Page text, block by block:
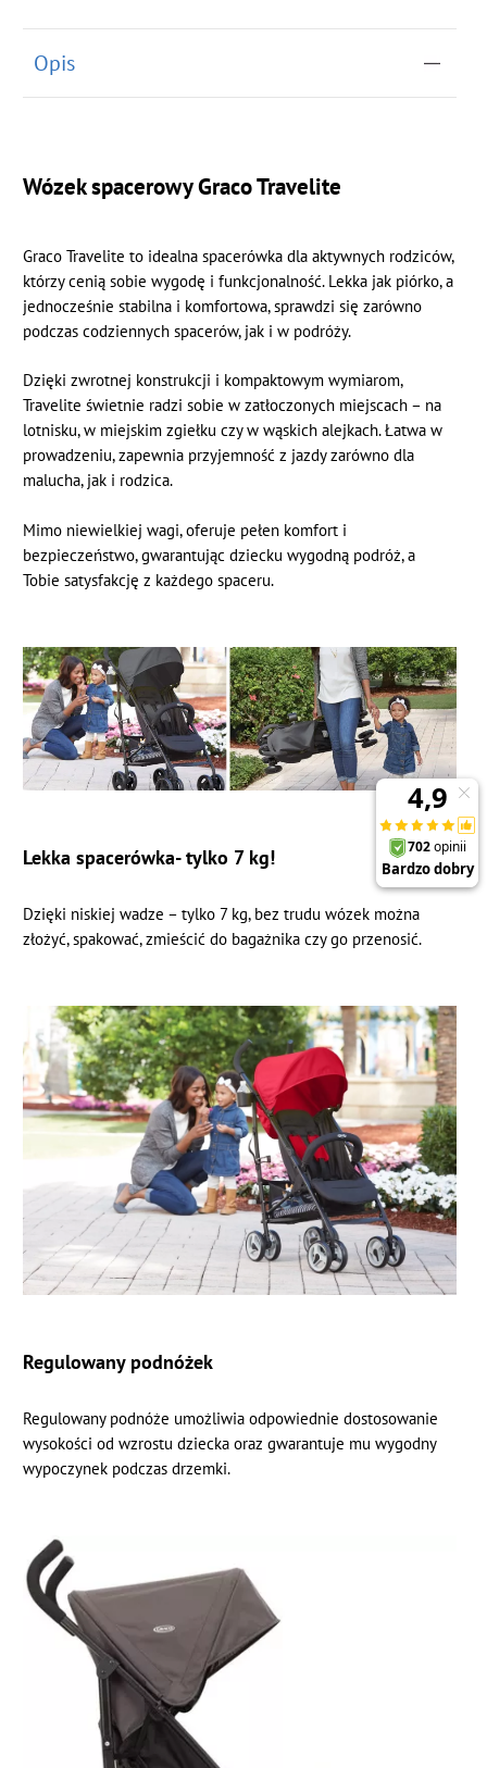
Opis
Wózek spacerowy Graco Travelite
Graco Travelite to idealna spacerówka dla aktywnych rodziców,
którzy cenią sobie wygodę i funkcjonalność. Lekka jak piórko, a
jednocześnie stabilna i komfortowa, sprawdzi się zarówno
podczas codziennych spacerów, jak i w podróży.
Dzięki zwrotnej konstrukcji i kompaktowym wymiarom,
Travelite świetnie radzi sobie w zatłoczonych miejscach – na
lotnisku, w miejskim zgiełku czy w wąskich alejkach. Łatwa w
prowadzeniu, zapewnia przyjemność z jazdy zarówno dla
malucha, jak i rodzica.
Mimo niewielkiej wagi, oferuje pełen komfort i
bezpieczeństwo, gwarantując dziecku wygodną podróż, a
Tobie satysfakcję z każdego spaceru.
Lekka spacerówka- tylko 7 kg!
Dzięki niskiej wadze – tylko 7 kg, bez trudu wózek można
złożyć, spakować, zmieścić do bagażnika czy go przenosić.
Regulowany podnóżek
Regulowany podnóże umożliwia odpowiednie dostosowanie
wysokości od wzrostu dziecka oraz gwarantuje mu wygodny
wypoczynek podczas drzemki.